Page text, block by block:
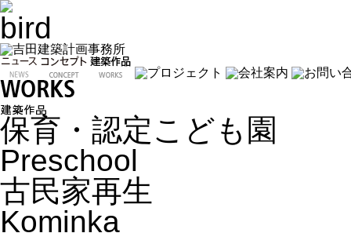
保育・認定こども園
Preschool
古民家再生
Kominka